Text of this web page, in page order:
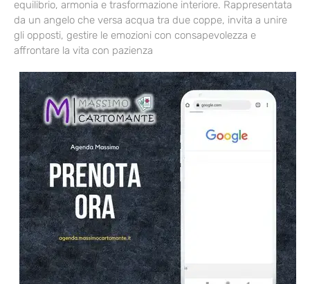
equilibrio, armonia e trasformazione interiore. Rappresentata
da un angelo che versa acqua tra due coppe, invita a unire
gli opposti, gestire le emozioni con consapevolezza e
affrontare la vita con pazienza